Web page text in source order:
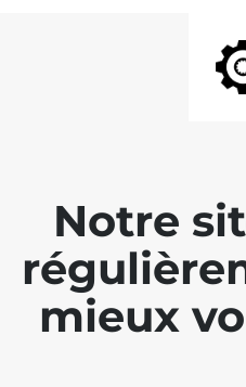
Notre
mieux